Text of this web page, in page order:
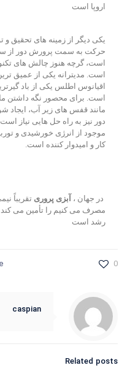
اروپا است
یکی دیگر از زمینه های تحقیق و
حرکت به سمت پرورش دور از
است، گرچه هنوز چالش های
است. مدیترانه یکی از عمیق
اقیانوس اطلس یکی از باد
است. برای محصور نگه داشتن
مانند قفس های زیر آب، ایجاد
دور نیز به راه حل هایی نیاز است
موجود از انرژی خورشیدی و
کار و امیدوار کننده است.
در جهان ، آبزی پروری تقریباً
مصرف می کنیم را تأمین می
رشد است
0
caspian
Related posts